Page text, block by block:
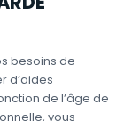
besoins de
d’aides
de l’âge de
vous